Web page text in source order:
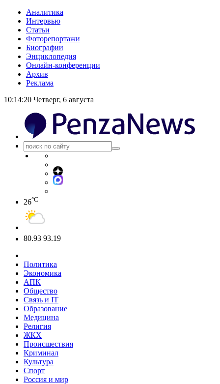
Аналитика
Интервью
Статьи
Фоторепортажи
Биографии
Энциклопедия
Онлайн-конференции
Архив
Реклама
10:14:20 Четверг, 6 августа
26°C
80.93 93.19
Политика
Экономика
АПК
Общество
Связь и IT
Образование
Медицина
Религия
ЖКХ
Происшествия
Криминал
Культура
Спорт
Россия и мир